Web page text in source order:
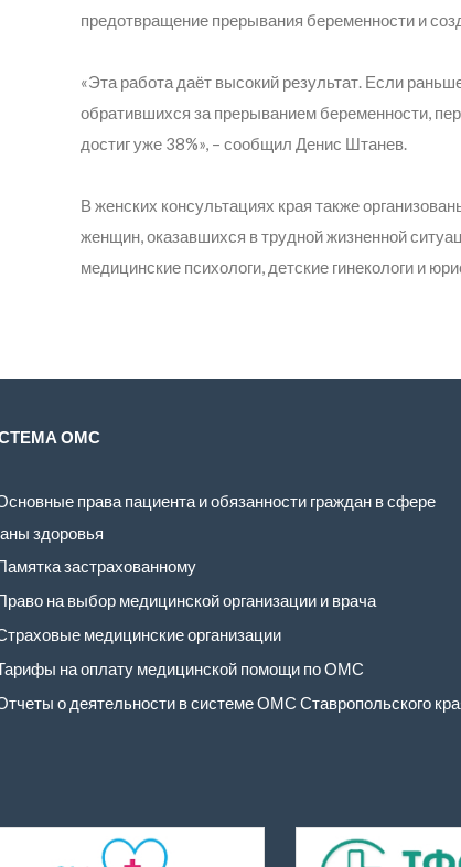
предотвращение прерывания беременности и
«Эта работа даёт высокий результат. Если
обратившихся за прерыванием беременности,
достиг уже 38%», – сообщил Денис Штанев.
В женских консультациях края также
женщин, оказавшихся в трудной жизненной
медицинские психологи, детские гинекологи и
ОМС
права пациента и обязанности граждан в сфере
здоровья
застрахованному
на выбор медицинской организации и врача
медицинские организации
на оплату медицинской помощи по ОМС
о деятельности в системе ОМС Ставропольского